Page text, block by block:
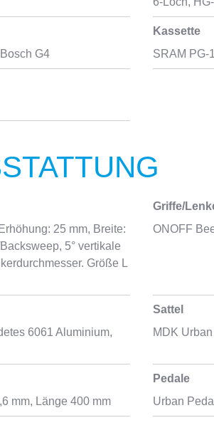
G4
Kassette
SRAM PG-
25 mm, Breite:
5° vertikale
Größe L
Griffe/
ONOFF
6061 Aluminium,
Sattel
MDK Urban
mm, Länge 400 mm
Pedale
Urban